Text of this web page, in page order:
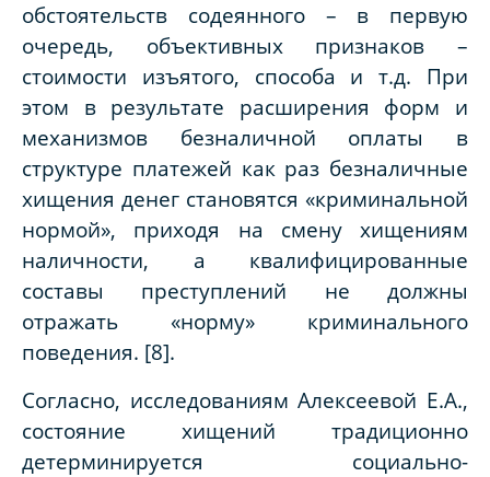
обстоятельств содеянного – в первую
очередь, объективных признаков –
стоимости изъятого, способа и т.д. При
этом в результате расширения форм и
механизмов безналичной оплаты в
структуре платежей как раз безналичные
хищения денег становятся «криминальной
нормой», приходя на смену хищениям
наличности, а квалифицированные
составы преступлений не должны
отражать «норму» криминального
поведения. [8].
Согласно, исследованиям Алексеевой Е.А.,
состояние хищений традиционно
детерминируется социально-